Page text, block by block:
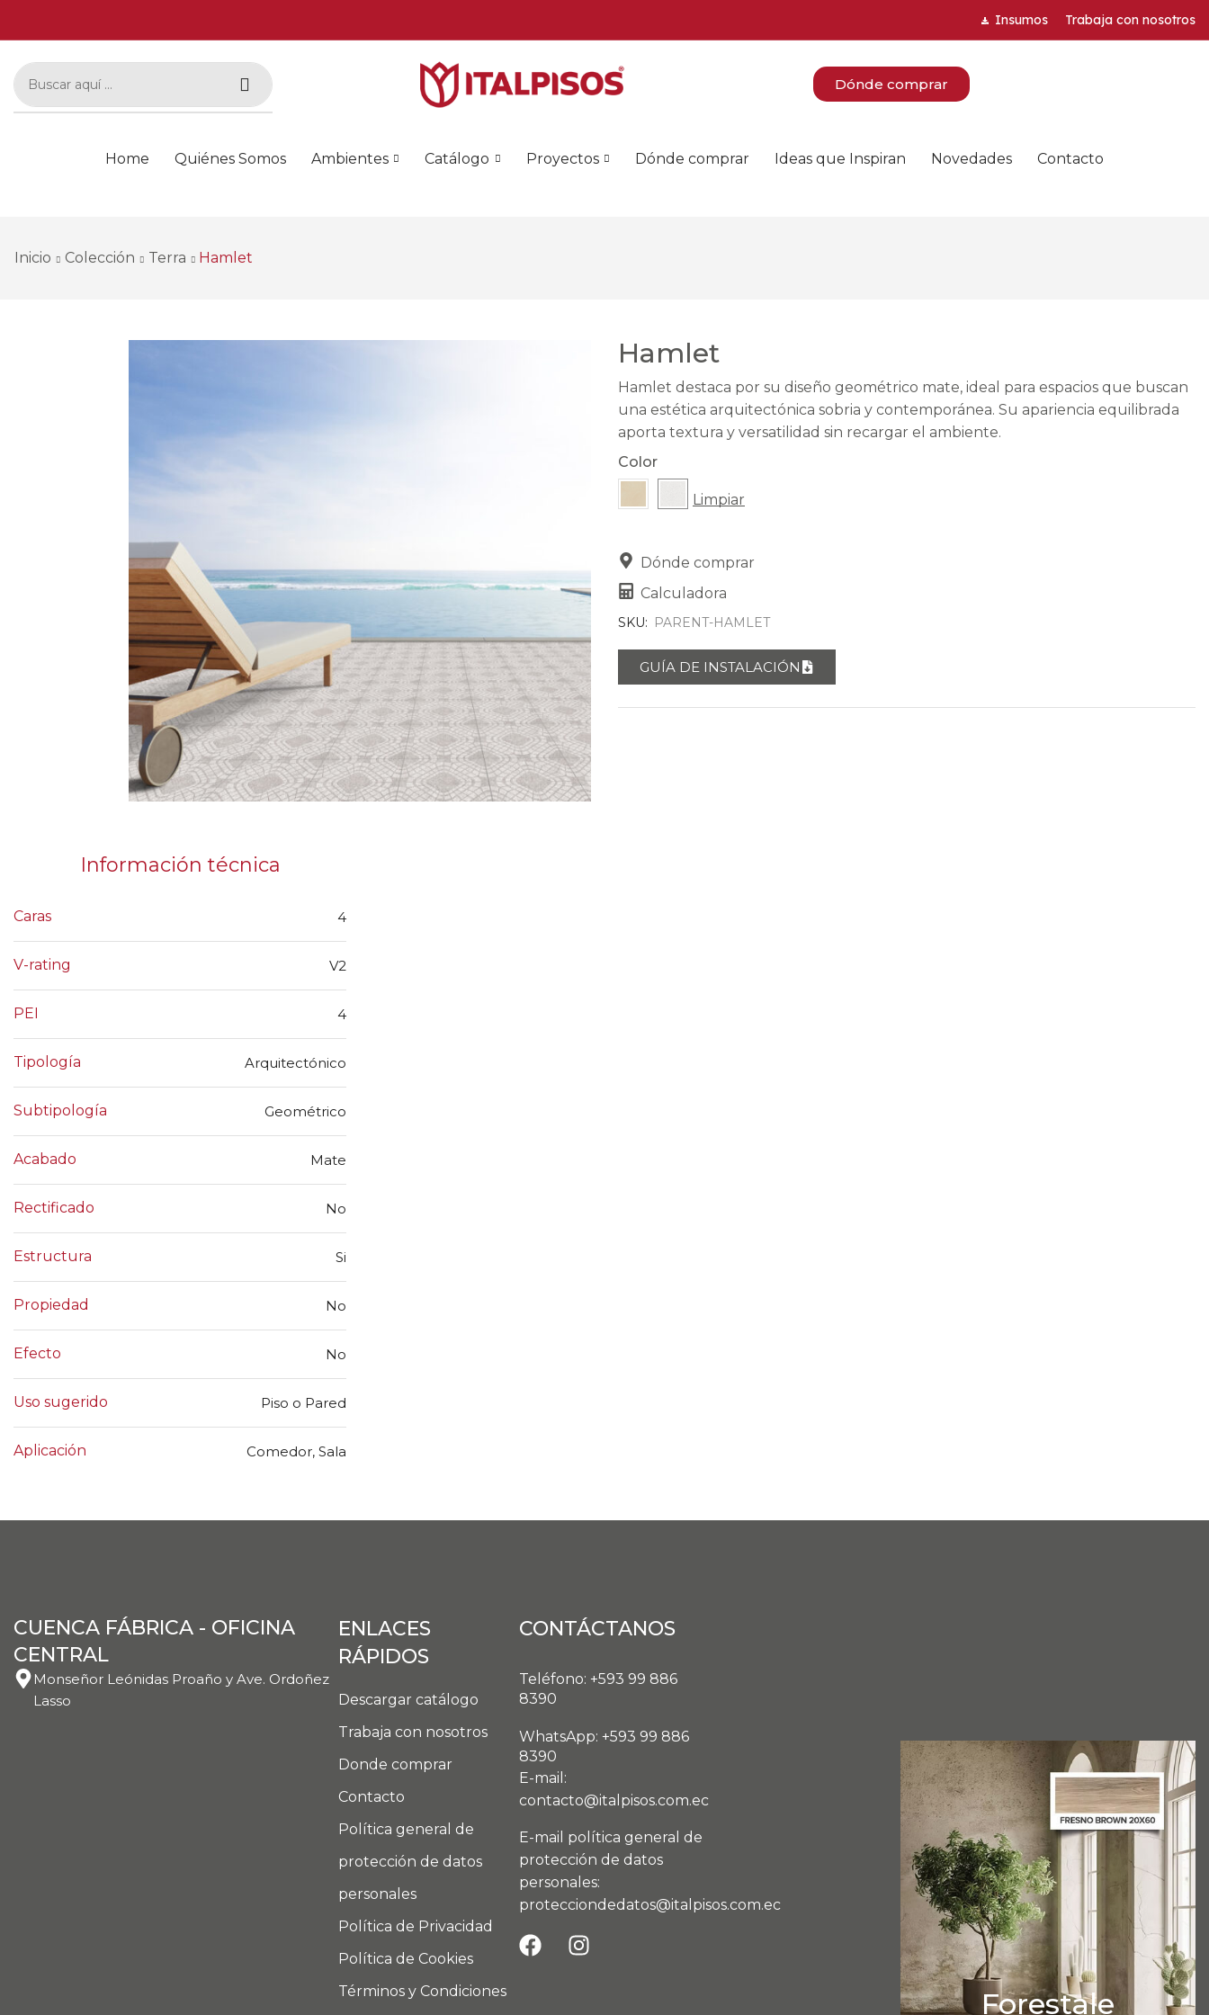
Insumos Trabaja con nosotros
Dónde comprar
Home Quiénes Somos Ambientes Catálogo Proyectos Dónde comprar Ideas que Inspiran Novedades Contacto
Inicio Colección Terra Hamlet
Hamlet
Hamlet destaca por su diseño geométrico mate, ideal para espacios que buscan
una estética arquitectónica sobria y contemporánea. Su apariencia equilibrada
aporta textura y versatilidad sin recargar el ambiente.
Color
Limpiar
Dónde comprar
Calculadora
SKU: PARENT-HAMLET
GUÍA DE INSTALACIÓN
Información técnica
Caras 4
V-rating V2
PEI 4
Tipología Arquitectónico
Subtipología Geométrico
Acabado Mate
Rectificado No
Estructura Si
Propiedad No
Efecto No
Uso sugerido Piso o Pared
Aplicación Comedor, Sala
CUENCA FÁBRICA - OFICINA
CENTRAL
Monseñor Leónidas Proaño y Ave. Ordoñez
Lasso
ENLACES
RÁPIDOS
Descargar catálogo
Trabaja con nosotros
Donde comprar
Contacto
Política general de
protección de datos
personales
Política de Privacidad
Política de Cookies
Términos y Condiciones
CONTÁCTANOS
Teléfono: +593 99 886
8390
WhatsApp: +593 99 886
8390
E-mail:
contacto@italpisos.com.ec
E-mail política general de
protección de datos
personales:
protecciondedatos@italpisos.com.ec
Forestale